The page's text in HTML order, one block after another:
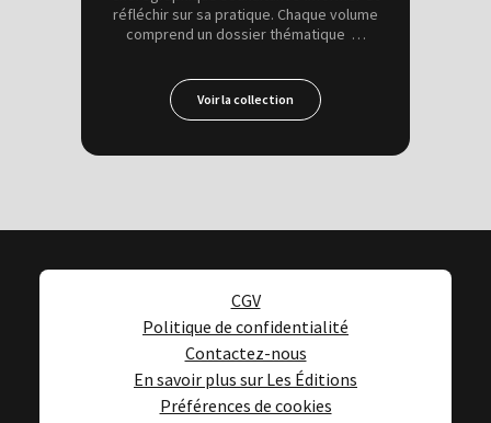
réfléchir sur sa pratique. Chaque volume
comprend un dossier thématique …
Voir la collection
CGV
Politique de confidentialité
Contactez-nous
En savoir plus sur Les Éditions
Préférences de cookies